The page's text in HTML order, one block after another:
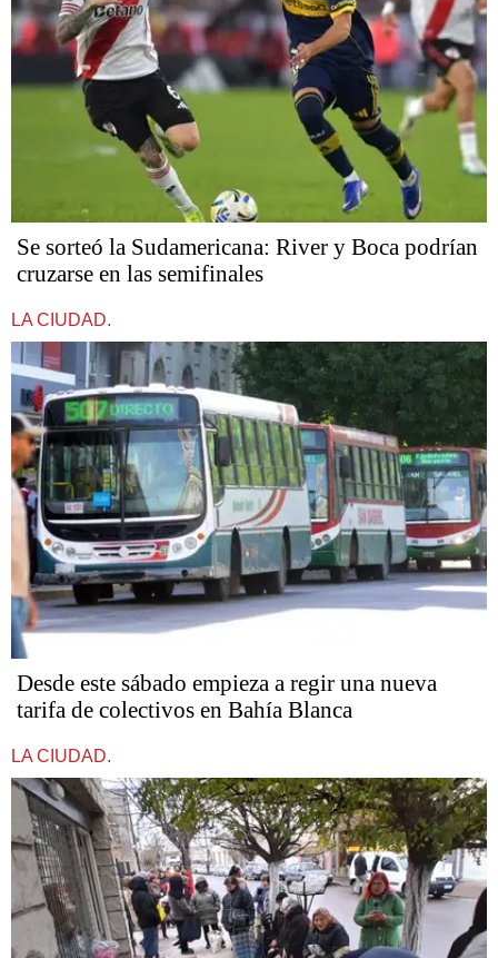
Se sorteó la Sudamericana: River y Boca podrían
cruzarse en las semifinales
LA CIUDAD.
Desde este sábado empieza a regir una nueva
tarifa de colectivos en Bahía Blanca
LA CIUDAD.